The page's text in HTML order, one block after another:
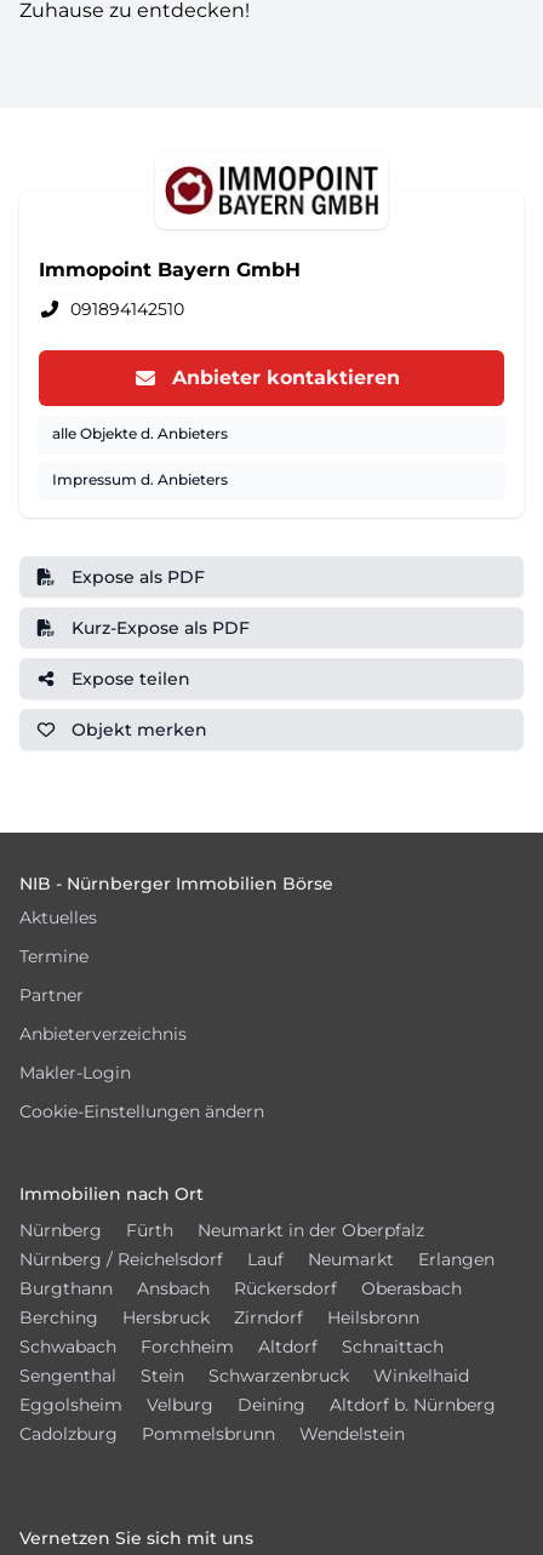
Zuhause zu entdecken!
Immopoint Bayern GmbH
091894142510
Anbieter kontaktieren
alle Objekte d. Anbieters
Impressum d. Anbieters
Expose als PDF
Kurz-Expose als PDF
Expose teilen
Objekt merken
NIB - Nürnberger Immobilien Börse
Aktuelles
Termine
Partner
Anbieterverzeichnis
Makler-Login
Cookie-Einstellungen ändern
Immobilien nach Ort
Nürnberg
Fürth
Neumarkt in der Oberpfalz
Nürnberg / Reichelsdorf
Lauf Neumarkt
Erlangen
Burgthann
Ansbach Rückersdorf
Oberasbach
Berching
Hersbruck Zirndorf
Heilsbronn
Schwabach
Forchheim Altdorf
Schnaittach
Sengenthal
Stein Schwarzenbruck
Winkelhaid
Eggolsheim
Velburg Deining
Altdorf b. Nürnberg
Cadolzburg
Pommelsbrunn Wendelstein
Vernetzen Sie sich mit uns